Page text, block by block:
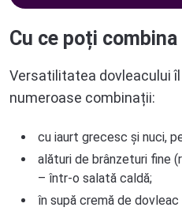
Cu ce poți
Versatilitatea dovleacului
numeroase combinații:
cu iaurt grecesc și nuci,
alături de brânzeturi fine
– într-o salată caldă;
în supă cremă de